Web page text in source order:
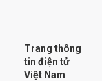
Trang thông
tin điện tử
Việt Nam